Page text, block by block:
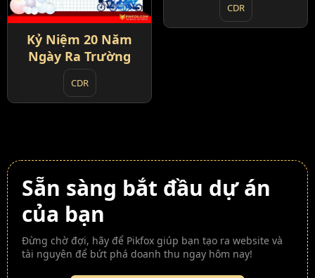
CDR
Kỷ Niệm 20 Năm
Ngày Ra Trường
CDR
Sẵn sàng bắt đầu dự án
của bạn
Đừng chờ đợi, hãy để Pikfox giúp bạn tạo ra website và
tài nguyên để bứt phá doanh thu ngay hôm nay!